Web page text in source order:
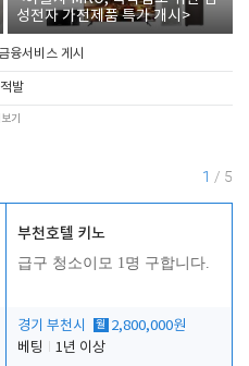
성전자 가전제품 특가 개시>
융서비스 게시
발
기
1 / 5
부천호텔 키노
급구 청소이모 1명 구합니다.
경기 부천시 월 2,800,000원
베팅
1년 이상